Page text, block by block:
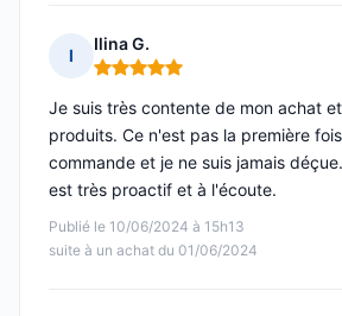
I
Ilina G.
Note : 5 sur 5
Publié le 10/06/2024 à 15h13
suite à un achat du 01/06/2024
Je suis très contente de mon achat
produits. Ce n'est pas la première
commande et je ne suis jamais
est très proactif et à l'écoute.